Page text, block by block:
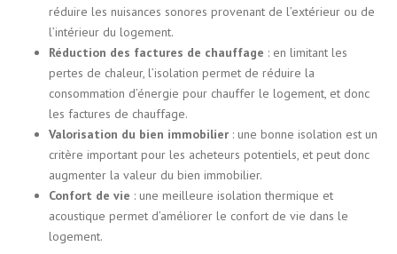
réduire les nuisances sonores provenant de l’extérieur ou de
l’intérieur du logement.
Réduction des factures de chauffage : en limitant les
pertes de chaleur, l’isolation permet de réduire la
consommation d’énergie pour chauffer le logement, et donc
les factures de chauffage.
Valorisation du bien immobilier : une bonne isolation est un
critère important pour les acheteurs potentiels, et peut donc
augmenter la valeur du bien immobilier.
Confort de vie : une meilleure isolation thermique et
acoustique permet d’améliorer le confort de vie dans le
logement.